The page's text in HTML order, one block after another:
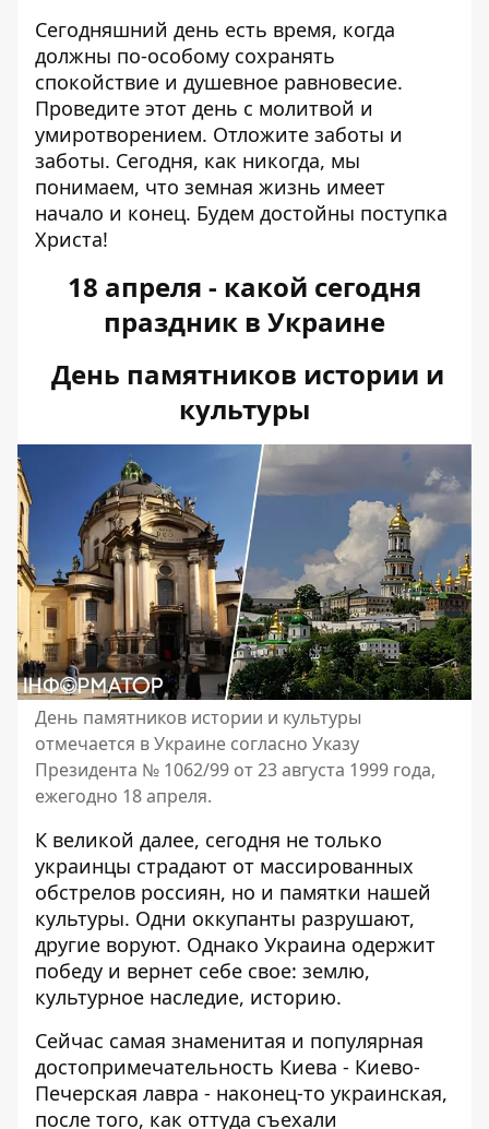
Сегодняшний день есть время, когда
должны по-особому сохранять
спокойствие и душевное равновесие.
Проведите этот день с молитвой и
умиротворением. Отложите заботы и
заботы. Сегодня, как никогда, мы
понимаем, что земная жизнь имеет
начало и конец. Будем достойны поступка
Христа!
18 апреля - какой сегодня
праздник в Украине
День памятников истории и
культуры
День памятников истории и культуры
отмечается в Украине согласно Указу
Президента № 1062/99 от 23 августа 1999 года,
ежегодно 18 апреля.
К великой далее, сегодня не только
украинцы страдают от массированных
обстрелов россиян, но и памятки нашей
культуры. Одни оккупанты разрушают,
другие воруют. Однако Украина одержит
победу и вернет себе свое: землю,
культурное наследие, историю.
Сейчас самая знаменитая и популярная
достопримечательность Киева - Киево-
Печерская лавра - наконец-то украинская,
после того, как оттуда съехали